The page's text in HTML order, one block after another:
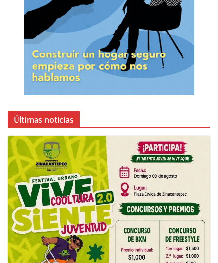
Últimas noticias